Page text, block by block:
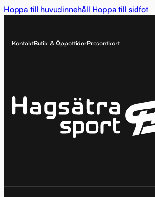
Hoppa till huvudinnehåll Hoppa till sidfot
KontaktButik & ÖppettiderPresentkort